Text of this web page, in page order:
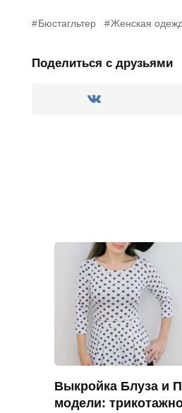
Бюстагльтер Женская
Поделиться с друзьями
Выкройка Блуза и
модели: